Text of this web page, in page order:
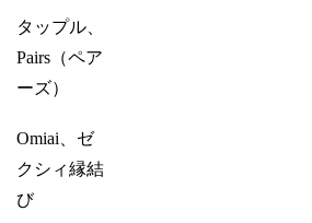
タップル、
Pairs（ペア
ーズ）
Omiai、ゼ
クシィ縁結
び